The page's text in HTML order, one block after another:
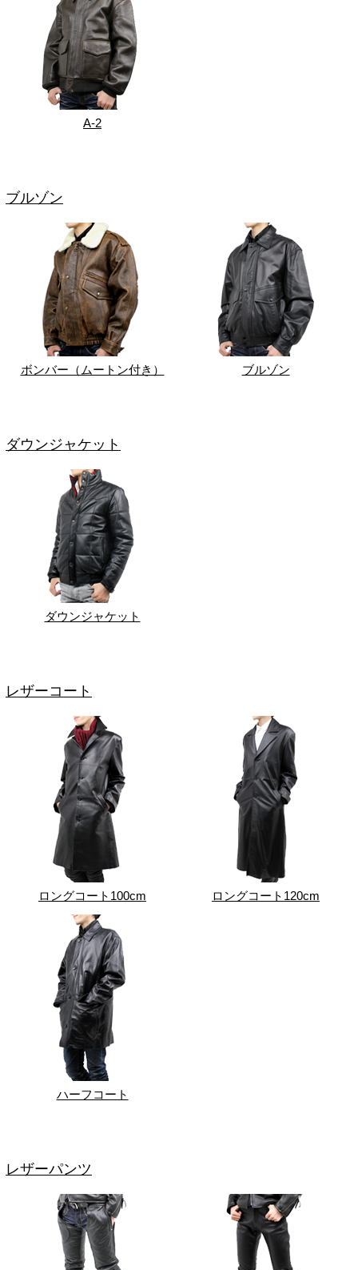
A-2
ブルゾン
ボンバー（ムートン付き） ブルゾン
ダウンジャケット
ダウンジャケット
レザーコート
ロングコート100cm ロングコート120cm
ハーフコート
レザーパンツ